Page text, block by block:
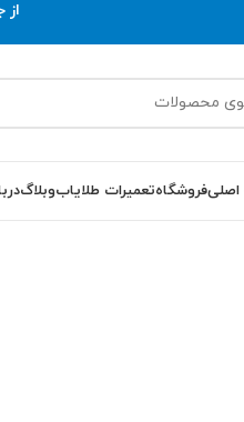
فروشگاهتعمیرات طلایابوبلاگ